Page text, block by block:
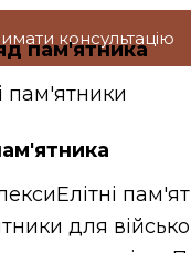
консультацію
пам'ятника
пам'ятники
Елітні
для